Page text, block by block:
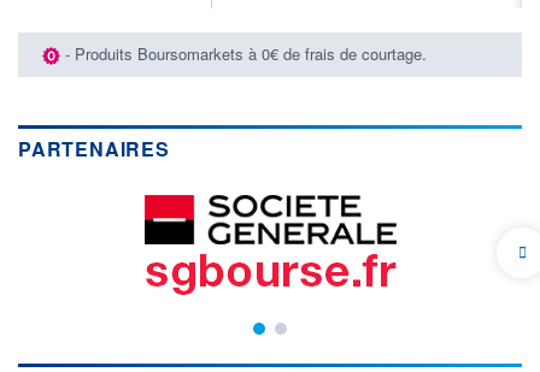
- Produits Boursomarkets à 0€ de frais de courtage.
PARTENAIRES